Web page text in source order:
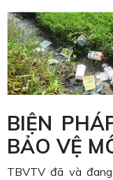
BIỆN
BẢO VỆ
TBVTV đã và